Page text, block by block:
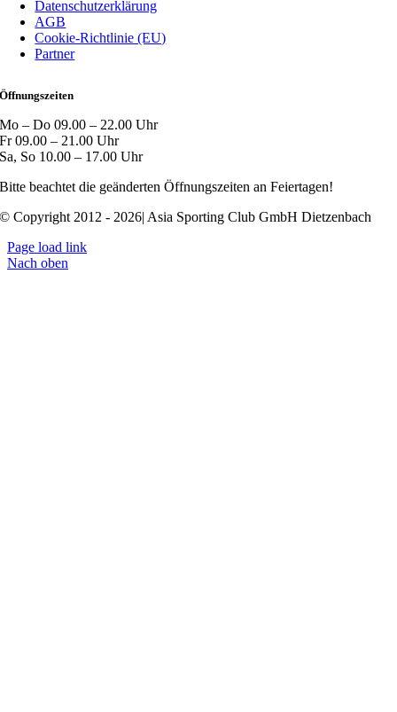
Datenschutzerklärung
AGB
Cookie-Richtlinie (EU)
Partner
Öffnungszeiten
Mo – Do 09.00 – 22.00 Uhr
Fr 09.00 – 21.00 Uhr
Sa, So 10.00 – 17.00 Uhr
Bitte beachtet die geänderten Öffnungszeiten an Feiertagen!
© Copyright 2012 - 2026| Asia Sporting Club GmbH Dietzenbach
Page load link
Nach oben